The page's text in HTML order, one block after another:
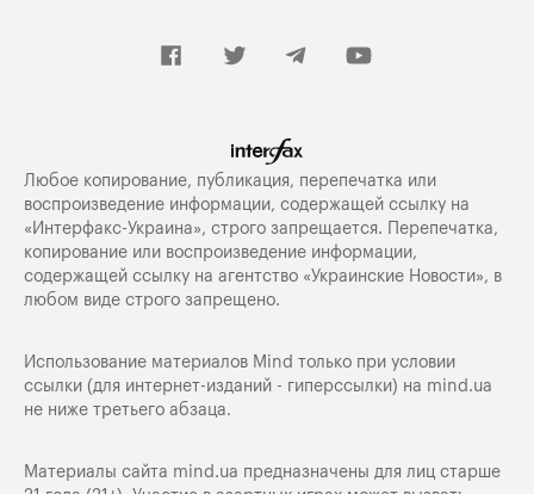
Любое копирование, публикация, перепечатка или
воспроизведение информации, содержащей ссылку на
«Интерфакс-Украина», строго запрещается. Перепечатка,
копирование или воспроизведение информации,
содержащей ссылку на агентство «Украинские Новости», в
любом виде строго запрещено.
Использование материалов Mind только при условии
ссылки (для интернет-изданий - гиперссылки) на mind.ua
не ниже третьего абзаца.
Материалы сайта mind.ua предназначены для лиц старше